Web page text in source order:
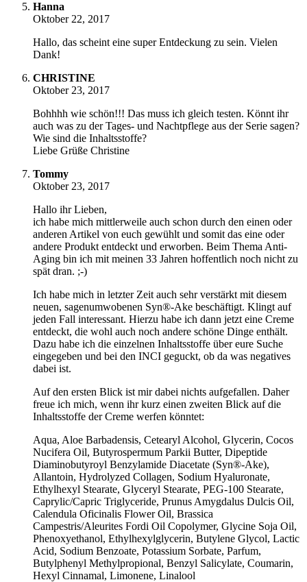
Hanna
Oktober 22, 2017
Hallo, das scheint eine super Entdeckung zu sein. Vielen
Dank!
CHRISTINE
Oktober 23, 2017
Bohhhh wie schön!!! Das muss ich gleich testen. Könnt ihr
auch was zu der Tages- und Nachtpflege aus der Serie sagen?
Wie sind die Inhaltsstoffe?
Liebe Grüße Christine
Tommy
Oktober 23, 2017
Hallo ihr Lieben,
ich habe mich mittlerweile auch schon durch den einen oder
anderen Artikel von euch gewühlt und somit das eine oder
andere Produkt entdeckt und erworben. Beim Thema Anti-
Aging bin ich mit meinen 33 Jahren hoffentlich noch nicht zu
spät dran. ;-)
Ich habe mich in letzter Zeit auch sehr verstärkt mit diesem
neuen, sagenumwobenen Syn®-Ake beschäftigt. Klingt auf
jeden Fall interessant. Hierzu habe ich dann jetzt eine Creme
entdeckt, die wohl auch noch andere schöne Dinge enthält.
Dazu habe ich die einzelnen Inhaltsstoffe über eure Suche
eingegeben und bei den INCI geguckt, ob da was negatives
dabei ist.
Auf den ersten Blick ist mir dabei nichts aufgefallen. Daher
freue ich mich, wenn ihr kurz einen zweiten Blick auf die
Inhaltsstoffe der Creme werfen könntet:
Aqua, Aloe Barbadensis, Cetearyl Alcohol, Glycerin, Cocos
Nucifera Oil, Butyrospermum Parkii Butter, Dipeptide
Diaminobutyroyl Benzylamide Diacetate (Syn®-Ake),
Allantoin, Hydrolyzed Collagen, Sodium Hyaluronate,
Ethylhexyl Stearate, Glyceryl Stearate, PEG-100 Stearate,
Caprylic/Capric Triglyceride, Prunus Amygdalus Dulcis Oil,
Calendula Oficinalis Flower Oil, Brassica
Campestris/Aleurites Fordi Oil Copolymer, Glycine Soja Oil,
Phenoxyethanol, Ethylhexylglycerin, Butylene Glycol, Lactic
Acid, Sodium Benzoate, Potassium Sorbate, Parfum,
Butylphenyl Methylpropional, Benzyl Salicylate, Coumarin,
Hexyl Cinnamal, Limonene, Linalool